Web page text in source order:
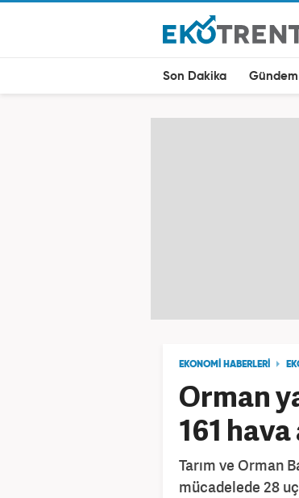
Son Dakika Gündem
EKONOMİ HABERLERİ
Orman
161
Tarım ve Orman
mücadelede 28